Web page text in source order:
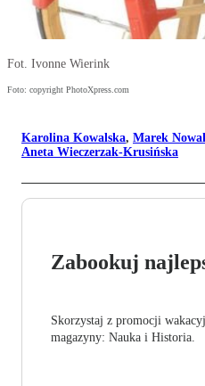
Fot. Ivonne Wierink
Foto: copyright PhotoXpress.com
Karolina Kowalska, Marek
Aneta Wieczerzak-Krusińska
Zabookuj
Skorzystaj z promocji
magazyny: Nauka i Historia.